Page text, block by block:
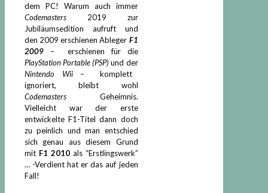
dem PC! Warum auch immer
Codemasters 2019 zur
Jubiläumsedition aufruft und
den 2009 erschienen Ableger F1
2009 –
erschienen für die
PlayStation Portable (PSP)und der
Nintendo Wii – komplett
ignoriert, bleibt wohl
Codemasters Geheimnis.
Vielleicht war der erste
entwickelte F1-Titel dann doch
zu peinlich und man entschied
sich genau aus diesem Grund
mit F1 2010 als “Erstlingswerk”
… -Verdient hat er das auf jeden
Fall!